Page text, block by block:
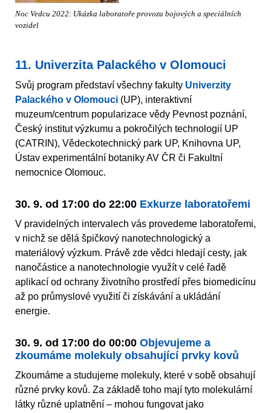
Noc Vedcu 2022: Ukázka laboratoře provozu bojových a speciálních
vozidel
11. Univerzita Palackého v Olomouci
Svůj program představí všechny fakulty Univerzity
Palackého v Olomouci (UP), interaktivní
muzeum/centrum popularizace vědy Pevnost poznání,
Český institut výzkumu a pokročilých technologií UP
(CATRIN), Vědeckotechnický park UP, Knihovna UP,
Ústav experimentální botaniky AV ČR či Fakultní
nemocnice Olomouc.
30. 9. od 17:00 do 22:00 Exkurze laboratořemi
V pravidelných intervalech vás provedeme laboratořemi,
v nichž se dělá špičkový nanotechnologický a
materiálový výzkum. Právě zde vědci hledají cesty, jak
nanočástice a nanotechnologie využít v celé řadě
aplikací od ochrany životního prostředí přes biomedicínu
až po průmyslové využití či získávání a ukládání
energie.
30. 9. od 17:00 do 00:00 Objevujeme a
zkoumáme molekuly obsahující prvky kovů
Zkoumáme a studujeme molekuly, které v sobě obsahují
různé prvky kovů. Za základě toho mají tyto molekulární
látky různé uplatnění – mohou fungovat jako